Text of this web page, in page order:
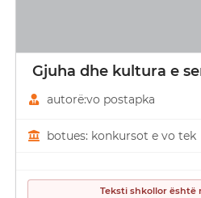
Gjuha dhe kultura e
autorë:vo postapka
botues: konkursot e vo tek
Teksti shkollor është